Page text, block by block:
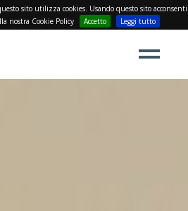
sito utilizza cookies. Usando questo sito acconsenti
nostra Cookie Policy
Accetto Leggi tutto